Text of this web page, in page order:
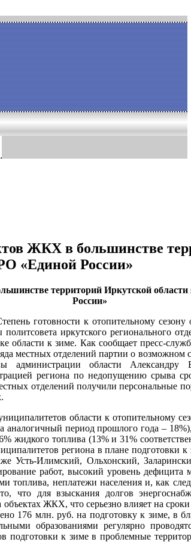
ЖКХ в большинстве
«Единой России»
территорий Иркутской
России»
готовности к отопительному
иркутского регионального
области к зиме. Как сообщает пресс-
местных отделений партии о возможном
администрации области
региона по недопущению срыва
отделений получили персональные
области к отопительному
период прошлого года –
жидкого топлива (13% и 31%
региона в плане подготовки
Усть-Илимский, Ольхонский,
работ, высокий уровень
топлива, неплатежи населения и, как
что для взыскания долгов
ЖКХ, что серьезно влияет на
176 млн. руб. на подготовку к зиме, в
образованиями регулярно
подготовки к зиме в проблемные